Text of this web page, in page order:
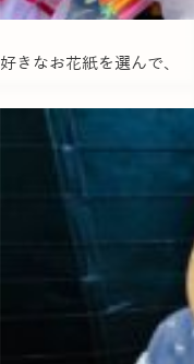
好きなお花紙を選んで、